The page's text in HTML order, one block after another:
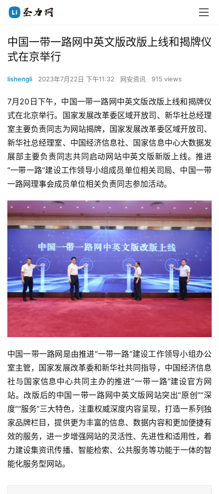
中国一带一路网中英文版改版上线和揭牌仪
式在京举行
lishengli 2023年7月22日 下午11:32 网安资讯 915 views
7月20日下午，中国一带一路网中英文版改版上线和揭牌仪
式在北京举行。国家发展改革委区域开放司、新华社总经理
室主要负责同志为网站揭牌，国家发展改革委区域开放司、
新华社总经理室、中国经济信息社、国家信息中心大数据发
展部主要负责同志共同启动网站中英文版新版上线。推进
“一带一路”建设工作领导小组成员单位相关司局、中国一带
一路网理事会成员单位相关负责同志参加活动。
中国一带一路网是由推进“一带一路”建设工作领导小组办公
室主管，国家发展改革委和新华社共同指导，中国经济信息
社与国家信息中心共同主办的推进“一带一路”建设官方网
站。改版后的中国一带一路网中英文版网站突出“原创”“深
度”“服务”三大特色，注重权威深度内容呈现，打造一系列独
家品牌栏目，提供更为丰富的信息、数据内容和更加便捷有
效的服务，进一步增强网站的灵活性、先进性和适用性，着
力建设集资讯传播、智能检索、公共服务等功能于一体的智
能化服务型网站。